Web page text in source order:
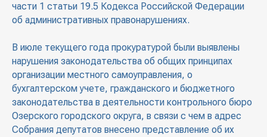
части 1 статьи 19.5 Кодекса Российской Федерации
об административных правонарушениях.
В июле текущего года прокуратурой были выявлены
нарушения законодательства об общих принципах
организации местного самоуправления, о
бухгалтерском учете, гражданского и бюджетного
законодательства в деятельности контрольного бюро
Озерского городского округа, в связи с чем в адрес
Собрания депутатов внесено представление об их